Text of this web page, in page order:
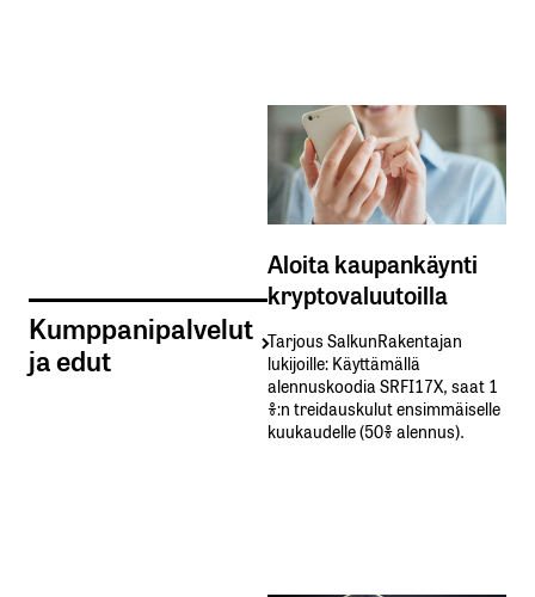
Kumppanipalvelut
ja edut
Aloita kaupankäynti
kryptovaluutoilla
Tarjous SalkunRakentajan
lukijoille: Käyttämällä​ ​
alennuskoodia​ ​SRFI17X,​ ​saat​ ​1
%:n treidauskulut​ ​ensimmäiselle​ ​
kuukaudelle​ ​(50%​ ​alennus).